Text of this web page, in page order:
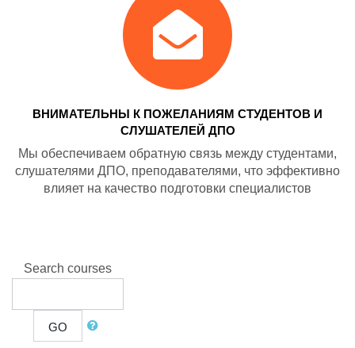
ВНИМАТЕЛЬНЫ К ПОЖЕЛАНИЯМ СТУДЕНТОВ И
СЛУШАТЕЛЕЙ ДПО
Мы обеспечиваем обратную связь между студентами,
слушателями ДПО, преподавателями, что эффективно
влияет на качество подготовки специалистов
Search courses
GO